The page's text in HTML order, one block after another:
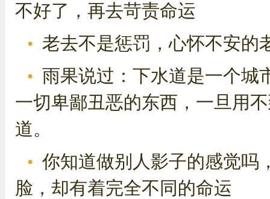
不好了，再去苛责命运
老去不是惩罚，心怀不安的
雨果说过：下水道是一个城
一切卑鄙丑恶的东西，一旦用
道。
你知道做别人影子的感觉吗
脸，却有着完全不同的命运